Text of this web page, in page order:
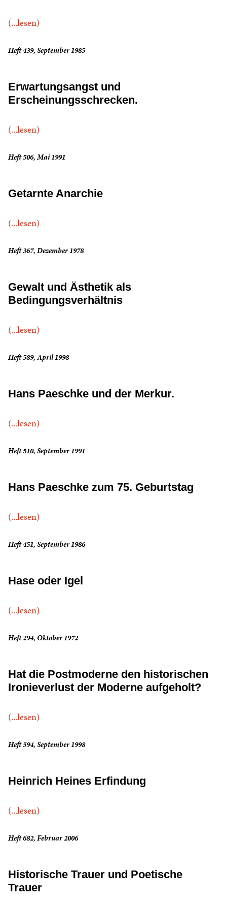
(...lesen)
Heft 439, September 1985
Erwartungsangst und
Erscheinungsschrecken.
(...lesen)
Heft 506, Mai 1991
Getarnte Anarchie
(...lesen)
Heft 367, Dezember 1978
Gewalt und Ästhetik als
Bedingungsverhältnis
(...lesen)
Heft 589, April 1998
Hans Paeschke und der Merkur.
(...lesen)
Heft 510, September 1991
Hans Paeschke zum 75. Geburtstag
(...lesen)
Heft 451, September 1986
Hase oder Igel
(...lesen)
Heft 294, Oktober 1972
Hat die Postmoderne den historischen
Ironieverlust der Moderne aufgeholt?
(...lesen)
Heft 594, September 1998
Heinrich Heines Erfindung
(...lesen)
Heft 682, Februar 2006
Historische Trauer und Poetische
Trauer